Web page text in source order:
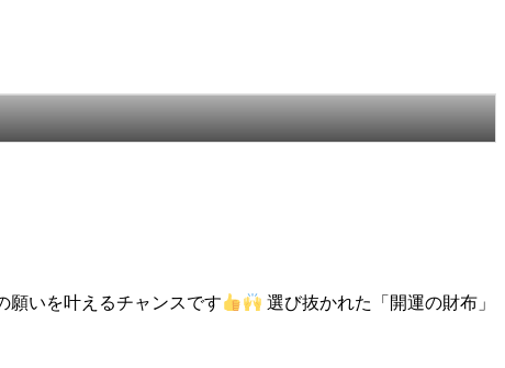
願いを叶えるチャンスです
選び抜かれた「開運の財布」